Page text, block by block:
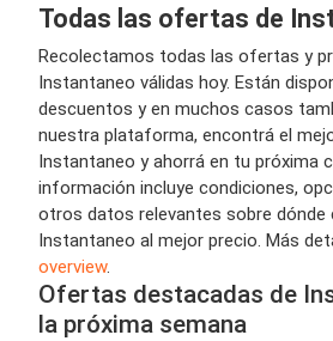
Todas las ofertas de
Recolectamos todas las ofertas y
Instantaneo válidas hoy. Están
descuentos y en muchos casos
nuestra plataforma, encontrá el
Instantaneo y ahorrá en tu próxima
información incluye condiciones,
otros datos relevantes sobre dónde
Instantaneo al mejor precio. Más
overview.
Ofertas destacadas de
la próxima semana